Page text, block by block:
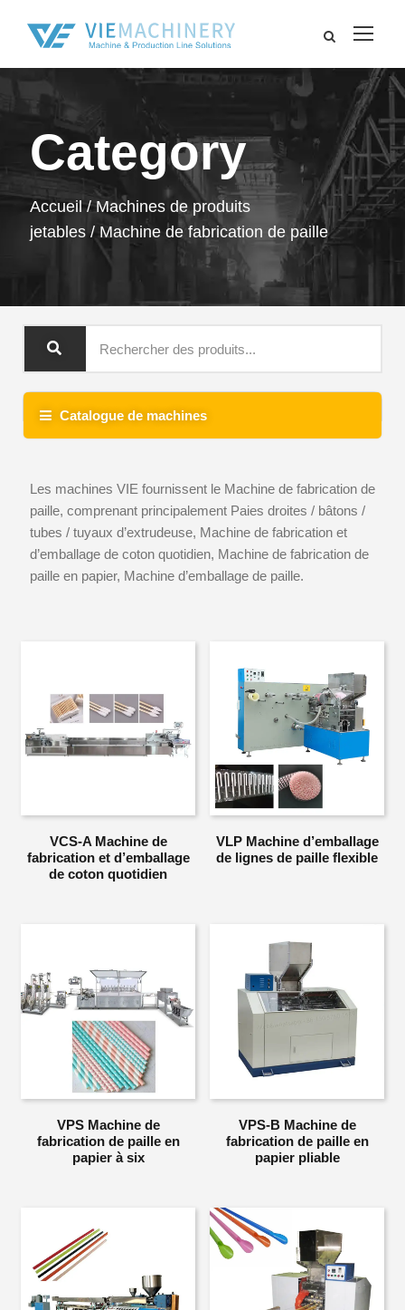
Category
Accueil/Machines de produits
jetables / Machine de fabrication de paille
Les machines VIE fournissent le Machine de fabrication de
paille, comprenant principalement Paies droites / bâtons /
tubes / tuyaux d’extrudeuse, Machine de fabrication et
d’emballage de coton quotidien, Machine de fabrication de
paille en papier, Machine d’emballage de paille.
VCS-A Machine de
fabrication et d’emballage
de coton quotidien
VLP Machine d’emballage
de lignes de paille flexible
VPS Machine de
fabrication de paille en
papier à six
VPS-B Machine de
fabrication de paille en
papier pliable
Catalogue de machines